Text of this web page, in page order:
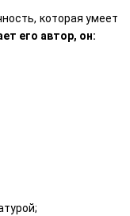
которая умеет
его автор, он: